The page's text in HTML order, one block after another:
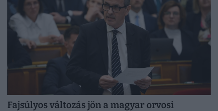
Fajsúlyos változás jön a magyar orvosi